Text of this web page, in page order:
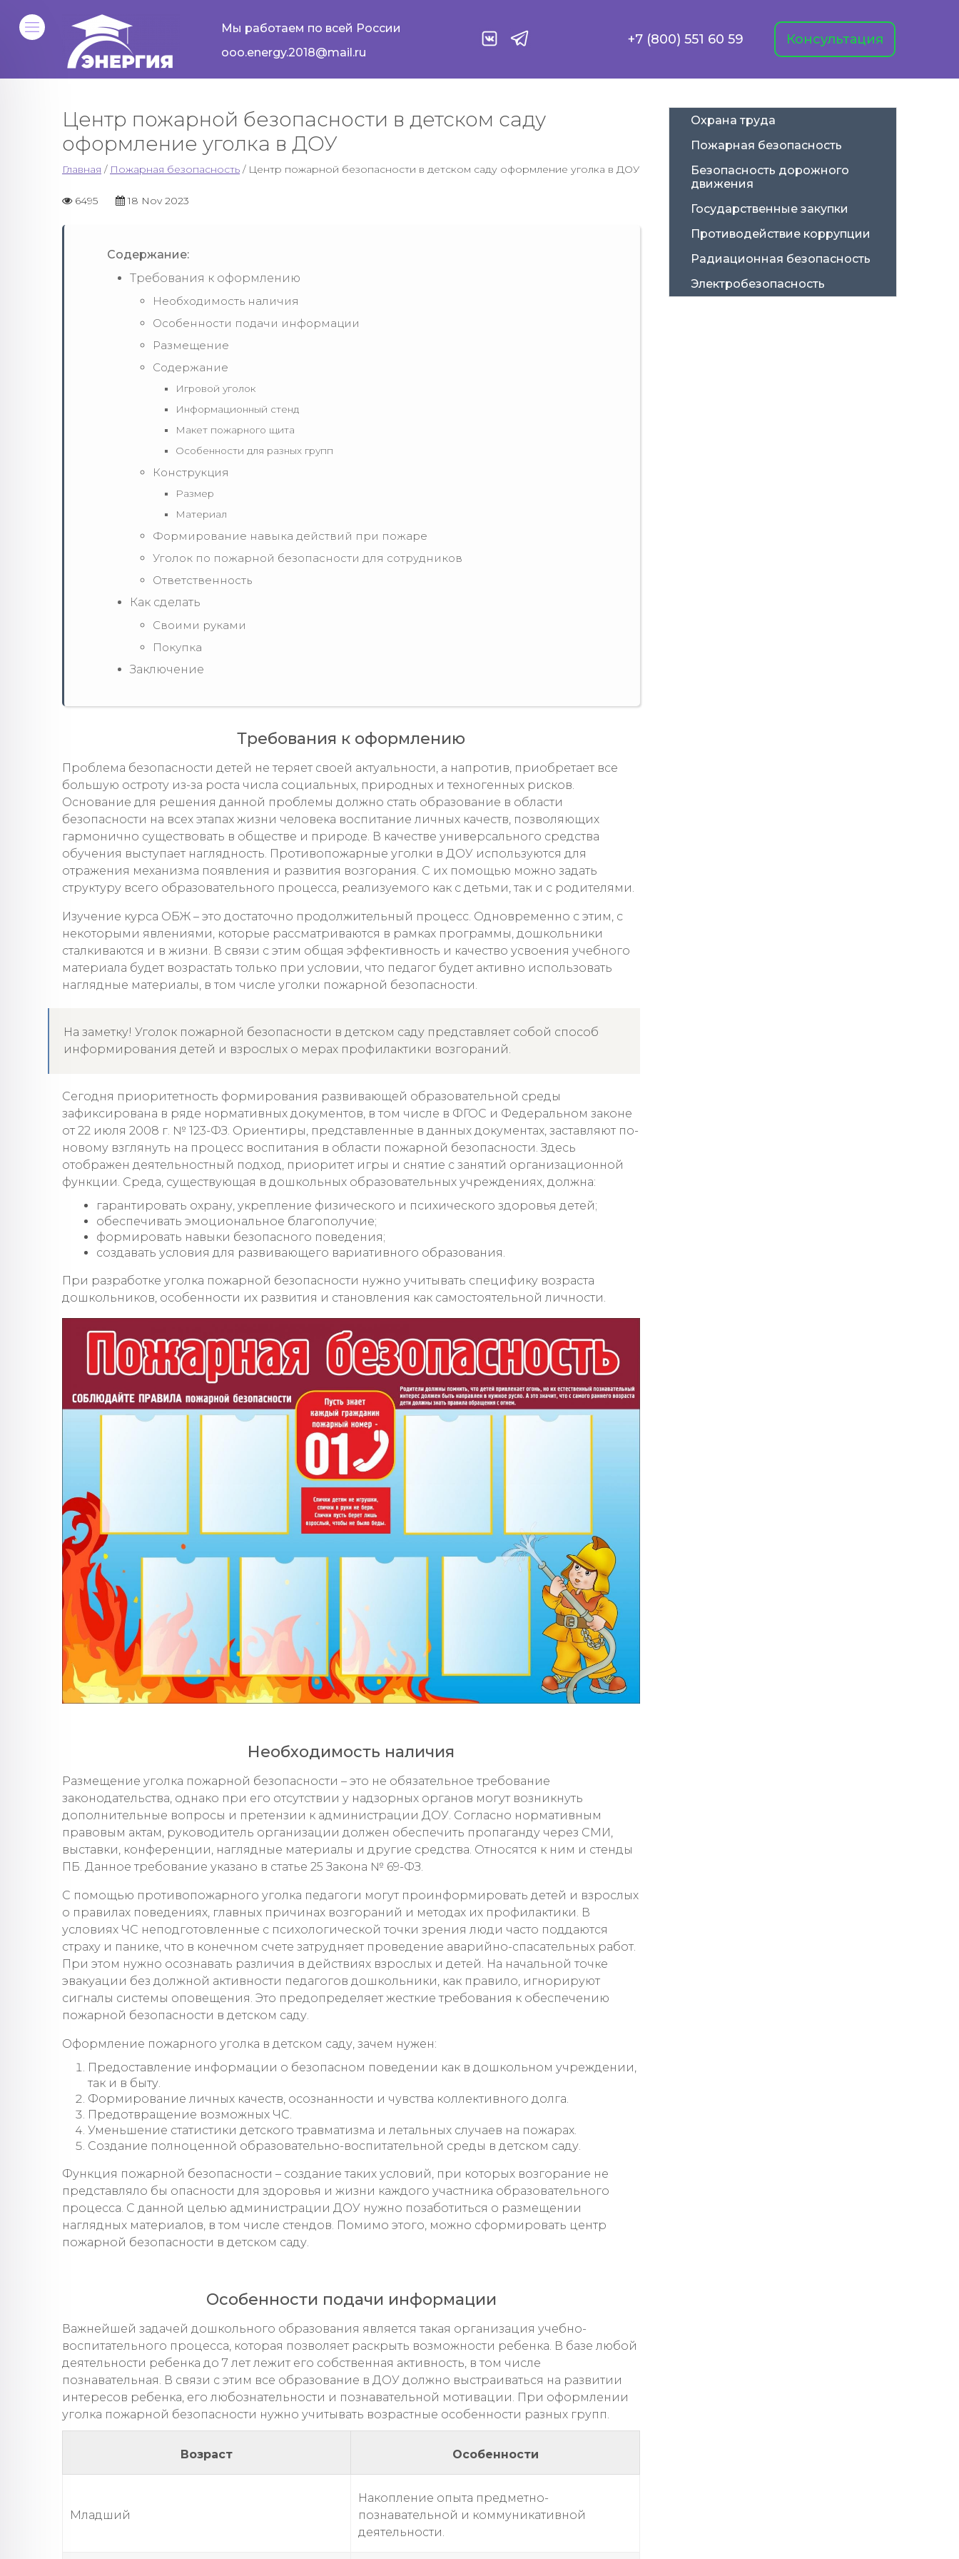
Мы работаем по всей России
+7 (800) 551 60 59 Консультация
ooo.energy.2018@mail.ru
Центр пожарной безопасности в детском саду
оформление уголка в ДОУ
Главная / Пожарная безопасность / Центр пожарной безопасности в детском саду оформление уголка в ДОУ
6495 18 Nov 2023
Содержание:
Требования к оформлению
Необходимость наличия
Особенности подачи информации
Размещение
Содержание
Игровой уголок
Информационный стенд
Макет пожарного щита
Особенности для разных групп
Конструкция
Размер
Материал
Формирование навыка действий при пожаре
Уголок по пожарной безопасности для сотрудников
Ответственность
Как сделать
Своими руками
Покупка
Заключение
Требования к оформлению
Проблема безопасности детей не теряет своей актуальности, а напротив, приобретает все
большую остроту из-за роста числа социальных, природных и техногенных рисков.
Основание для решения данной проблемы должно стать образование в области
безопасности на всех этапах жизни человека воспитание личных качеств, позволяющих
гармонично существовать в обществе и природе. В качестве универсального средства
обучения выступает наглядность. Противопожарные уголки в ДОУ используются для
отражения механизма появления и развития возгорания. С их помощью можно задать
структуру всего образовательного процесса, реализуемого как с детьми, так и с родителями.
Изучение курса ОБЖ – это достаточно продолжительный процесс. Одновременно с этим, с
некоторыми явлениями, которые рассматриваются в рамках программы, дошкольники
сталкиваются и в жизни. В связи с этим общая эффективность и качество усвоения учебного
материала будет возрастать только при условии, что педагог будет активно использовать
наглядные материалы, в том числе уголки пожарной безопасности.
На заметку! Уголок пожарной безопасности в детском саду представляет собой способ
информирования детей и взрослых о мерах профилактики возгораний.
Сегодня приоритетность формирования развивающей образовательной среды
зафиксирована в ряде нормативных документов, в том числе в ФГОС и Федеральном законе
от 22 июля 2008 г. № 123-ФЗ. Ориентиры, представленные в данных документах, заставляют по-
новому взглянуть на процесс воспитания в области пожарной безопасности. Здесь
отображен деятельностный подход, приоритет игры и снятие с занятий организационной
функции. Среда, существующая в дошкольных образовательных учреждениях, должна:
гарантировать охрану, укрепление физического и психического здоровья детей;
обеспечивать эмоциональное благополучие;
формировать навыки безопасного поведения;
создавать условия для развивающего вариативного образования.
При разработке уголка пожарной безопасности нужно учитывать специфику возраста
дошкольников, особенности их развития и становления как самостоятельной личности.
Необходимость наличия
Размещение уголка пожарной безопасности – это не обязательное требование
законодательства, однако при его отсутствии у надзорных органов могут возникнуть
дополнительные вопросы и претензии к администрации ДОУ. Согласно нормативным
правовым актам, руководитель организации должен обеспечить пропаганду через СМИ,
выставки, конференции, наглядные материалы и другие средства. Относятся к ним и стенды
ПБ. Данное требование указано в статье 25 Закона № 69-ФЗ.
С помощью противопожарного уголка педагоги могут проинформировать детей и взрослых
о правилах поведениях, главных причинах возгораний и методах их профилактики. В
условиях ЧС неподготовленные с психологической точки зрения люди часто поддаются
страху и панике, что в конечном счете затрудняет проведение аварийно-спасательных работ.
При этом нужно осознавать различия в действиях взрослых и детей. На начальной точке
эвакуации без должной активности педагогов дошкольники, как правило, игнорируют
сигналы системы оповещения. Это предопределяет жесткие требования к обеспечению
пожарной безопасности в детском саду.
Оформление пожарного уголка в детском саду, зачем нужен:
Предоставление информации о безопасном поведении как в дошкольном учреждении,
так и в быту.
Формирование личных качеств, осознанности и чувства коллективного долга.
Предотвращение возможных ЧС.
Уменьшение статистики детского травматизма и летальных случаев на пожарах.
Создание полноценной образовательно-воспитательной среды в детском саду.
Функция пожарной безопасности – создание таких условий, при которых возгорание не
представляло бы опасности для здоровья и жизни каждого участника образовательного
процесса. С данной целью администрации ДОУ нужно позаботиться о размещении
наглядных материалов, в том числе стендов. Помимо этого, можно сформировать центр
пожарной безопасности в детском саду.
Особенности подачи информации
Важнейшей задачей дошкольного образования является такая организация учебно-
воспитательного процесса, которая позволяет раскрыть возможности ребенка. В базе любой
деятельности ребенка до 7 лет лежит его собственная активность, в том числе
познавательная. В связи с этим все образование в ДОУ должно выстраиваться на развитии
интересов ребенка, его любознательности и познавательной мотивации. При оформлении
уголка пожарной безопасности нужно учитывать возрастные особенности разных групп.
Возраст Особенности
Младший
Накопление опыта предметно-
познавательной и коммуникативной
деятельности.
Охрана труда
Пожарная безопасность
Безопасность дорожного
движения
Государственные закупки
Противодействие коррупции
Радиационная безопасность
Электробезопасность